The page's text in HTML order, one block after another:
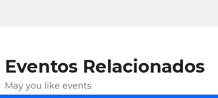
Eventos Relacionados
May you like events